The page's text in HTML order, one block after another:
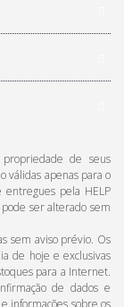
de seus
válidas apenas para o
entregues pela HELP
ser alterado sem
sem aviso prévio. Os
de hoje e exclusivas
para a Internet.
de dados e
informações sobre os